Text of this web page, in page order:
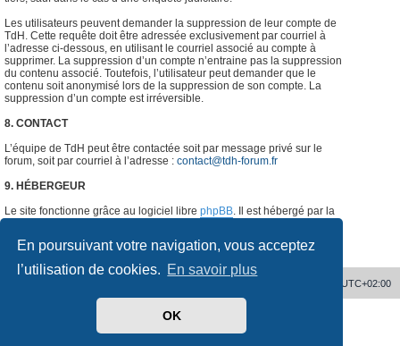
En poursuivant votre navigation, vous acceptez
l’utilisation de cookies. En savoir plus
OK
Les utilisateurs peuvent demander la suppression de leur compte de
TdH. Cette requête doit être adressée exclusivement par courriel à
l’adresse ci-dessous, en utilisant le courriel associé au compte à
supprimer. La suppression d’un compte n’entraine pas la suppression
du contenu associé. Toutefois, l’utilisateur peut demander que le
contenu soit anonymisé lors de la suppression de son compte. La
suppression d’un compte est irréversible.
8. CONTACT
L’équipe de TdH peut être contactée soit par message privé sur le
forum, soit par courriel à l’adresse : contact@tdh-forum.fr
9. HÉBERGEUR
Le site fonctionne grâce au logiciel libre phpBB. Il est hébergé par la
France.
UTC+02:00
phpBB ® Forum Software © phpBB Limited
phpBB-fr.com